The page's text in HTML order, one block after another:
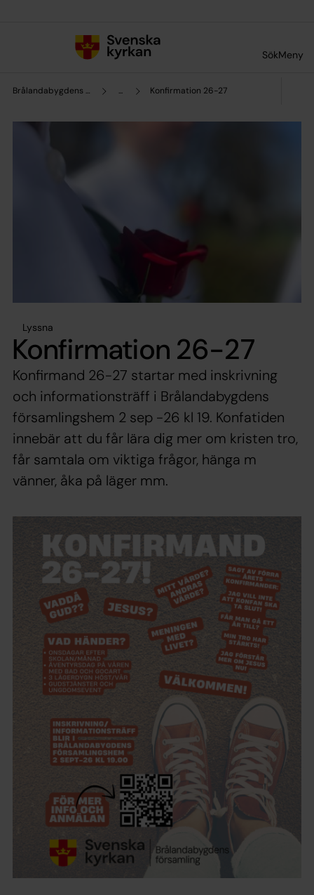
SökMeny
Brålandabygdens församling ... Konfirmation 26-27
Lyssna
Konfirmation 26-27
Konfirmand 26-27 startar med inskrivning
och informationsträff i Brålandabygdens
församlingshem 2 sep -26 kl 19. Konfatiden
innebär att du får lära dig mer om kristen tro,
får samtala om viktiga frågor, hänga m
vänner, åka på läger mm.